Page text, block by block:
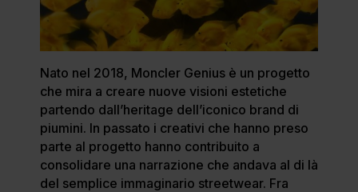
Nato nel 2018, Moncler Genius è un progetto
che mira a creare nuove visioni estetiche
partendo dall’heritage dell’iconico brand di
piumini. In passato i creativi che hanno preso
parte al progetto hanno contribuito a
consolidare una narrazione che andava al di là
del semplice immaginario streetwear. Fra